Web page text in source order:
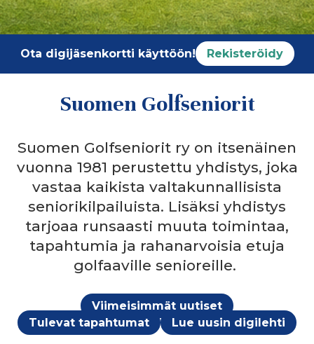
Ota digijäsenkortti käyttöön! Rekisteröidy
Suomen Golfseniorit
Suomen Golfseniorit ry on itsenäinen
vuonna 1981 perustettu yhdistys, joka
vastaa kaikista valtakunnallisista
seniorikilpailuista. Lisäksi yhdistys
tarjoaa runsaasti muuta toimintaa,
tapahtumia ja rahanarvoisia etuja
golfaaville senioreille.
Viimeisimmät uutiset
Tulevat tapahtumat
Lue uusin digilehti